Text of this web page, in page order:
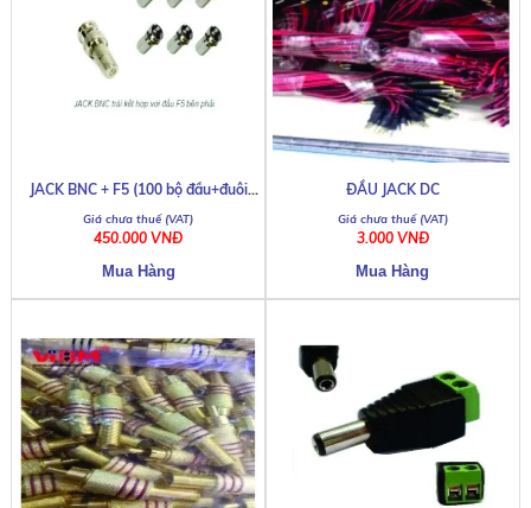
JACK BNC + F5 (100 bộ đầu+đuôi
450.000 VNĐ
ĐẦU JACK DC
3.000 VNĐ